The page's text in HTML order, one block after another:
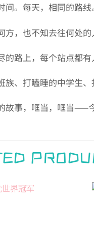
。每天，相同的路线。
方，也不知去往何处
的路上，每个站点都有
族、打瞌睡的中学生
故事，哐当，哐当——